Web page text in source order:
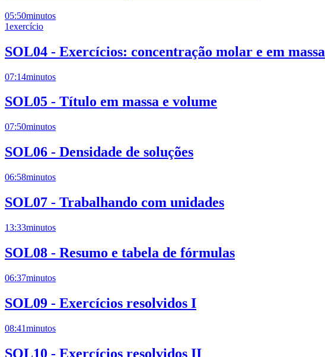
05:50minutos
1exercício
SOL04 - Exercícios: concentração molar e em massa
07:14minutos
SOL05 - Título em massa e volume
07:50minutos
SOL06 - Densidade de soluções
06:58minutos
SOL07 - Trabalhando com unidades
13:33minutos
SOL08 - Resumo e tabela de fórmulas
06:37minutos
SOL09 - Exercícios resolvidos I
08:41minutos
SOL10 - Exercícios resolvidos II